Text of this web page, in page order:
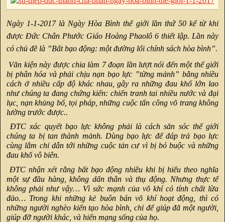
Ngày 1-1-2017 là Ngày Hòa Bình thế giới lần thứ 50 kể từ khi
được Đức Chân Phước Giáo Hoàng Phaolô 6 thiết lập. Lần này
có chủ đề là ”Bất bạo động: một đường lối chính sách hòa bình”.
Văn kiện này được chia làm 7 đoạn lần lượt nói đến một thế giới
bị phân hóa và phải chịu nạn bạo lực ”từng mảnh” bằng nhiều
cách ở nhiều cấp độ khác nhau, gây ra những đau khổ lớn lao
như chúng ta đang chứng kiến: chiến tranh tai nhiều nước và đại
lục, nạn khủng bố, tọi pháp, những cuộc tấn công võ trang không
lường trước được..
ĐTC xác quyết bạo lực không phải là cách săn sóc thế giới
chúng ta bị tan thành mảnh. Dùng bạo lực để đáp trả bạo lực
cùng lắm chỉ dẫn tới những cuộc tản cư vì bị bó buộc và những
đau khổ vô biên.
ĐTC nhận xét rằng bất bạo động nhiều khi bị hiểu theo nghĩa
một sự đầu hàng, không dấn thân và thụ động. Nhưng thực tế
không phải như vậy… Vì sức mạnh của võ khí có tính chất lừa
đảo… Trong khi những kẻ buôn bán võ khí hoạt động, thì có
những người nghèo kiển tạo hòa bình, chỉ để giúp đã một người,
giúp đỡ người khác, và hiến mạng sống của họ.